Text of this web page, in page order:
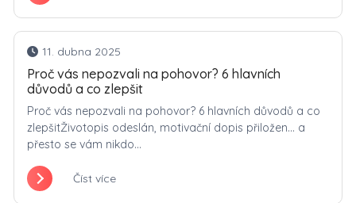
11. dubna 2025
Proč vás nepozvali na pohovor? 6 hlavních
důvodů a co zlepšit
Proč vás nepozvali na pohovor? 6 hlavních důvodů a co
zlepšitŽivotopis odeslán, motivační dopis přiložen… a
přesto se vám nikdo...
Číst více